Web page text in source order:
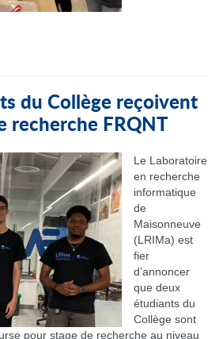
du Collège reçoivent
recherche FRQNT
Le Laboratoire
en recherche
informatique
de
Maisonneuve
(LRIMa) est
fier
d’annoncer
que deux
étudiants du
Collège sont
pour stage de recherche au niveau